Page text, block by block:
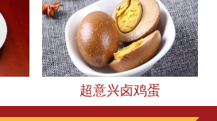
超意兴卤鸡蛋